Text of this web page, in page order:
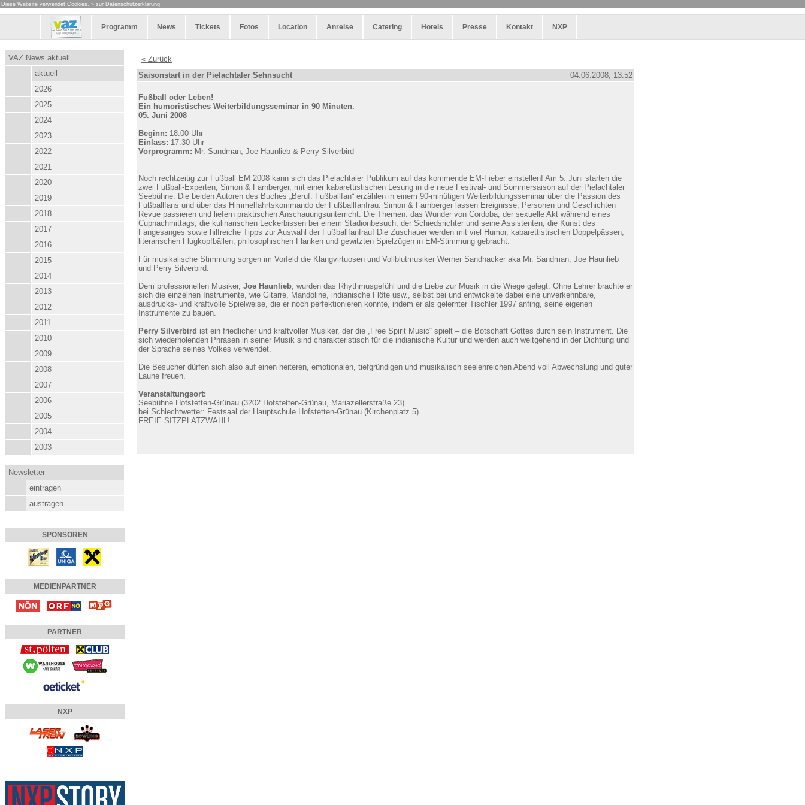
Diese Website verwendet Cookies. » zur Datenschutzerklärung
Programm News Tickets Fotos Location Anreise Catering Hotels Presse Kontakt NXP
VAZ News aktuell
aktuell
2026
2025
2024
2023
2022
2021
2020
2019
2018
2017
2016
2015
2014
2013
2012
2011
2010
2009
2008
2007
2006
2005
2004
2003
Newsletter
eintragen
austragen
SPONSOREN
MEDIENPARTNER
PARTNER
NXP
« Zurück
Saisonstart in der Pielachtaler Sehnsucht
04.06.2008, 13:52
Fußball oder Leben!
Ein humoristisches Weiterbildungsseminar in 90 Minuten.
05. Juni 2008
Beginn: 18:00 Uhr
Einlass: 17:30 Uhr
Vorprogramm: Mr. Sandman, Joe Haunlieb & Perry Silverbird
Noch rechtzeitig zur Fußball EM 2008 kann sich das Pielachtaler Publikum auf das kommende EM-Fieber einstellen! Am 5. Juni starten die
zwei Fußball-Experten, Simon & Farnberger, mit einer kabarettistischen Lesung in die neue Festival- und Sommersaison auf der Pielachtaler
Seebühne. Die beiden Autoren des Buches „Beruf: Fußballfan“ erzählen in einem 90-minütigen Weiterbildungsseminar über die Passion des
Fußballfans und über das Himmelfahrtskommando der Fußballfanfrau. Simon & Farnberger lassen Ereignisse, Personen und Geschichten
Revue passieren und liefern praktischen Anschauungsunterricht. Die Themen: das Wunder von Cordoba, der sexuelle Akt während eines
Cupnachmittags, die kulinarischen Leckerbissen bei einem Stadionbesuch, der Schiedsrichter und seine Assistenten, die Kunst des
Fangesanges sowie hilfreiche Tipps zur Auswahl der Fußballfanfrau! Die Zuschauer werden mit viel Humor, kabarettistischen Doppelpässen,
literarischen Flugkopfbällen, philosophischen Flanken und gewitzten Spielzügen in EM-Stimmung gebracht.
Für musikalische Stimmung sorgen im Vorfeld die Klangvirtuosen und Vollblutmusiker Werner Sandhacker aka Mr. Sandman, Joe Haunlieb
und Perry Silverbird.
Dem professionellen Musiker, Joe Haunlieb, wurden das Rhythmusgefühl und die Liebe zur Musik in die Wiege gelegt. Ohne Lehrer brachte er
sich die einzelnen Instrumente, wie Gitarre, Mandoline, indianische Flöte usw., selbst bei und entwickelte dabei eine unverkennbare,
ausdrucks- und kraftvolle Spielweise, die er noch perfektionieren konnte, indem er als gelernter Tischler 1997 anfing, seine eigenen
Instrumente zu bauen.
Perry Silverbird ist ein friedlicher und kraftvoller Musiker, der die „Free Spirit Music“ spielt – die Botschaft Gottes durch sein Instrument. Die
sich wiederholenden Phrasen in seiner Musik sind charakteristisch für die indianische Kultur und werden auch weitgehend in der Dichtung und
der Sprache seines Volkes verwendet.
Die Besucher dürfen sich also auf einen heiteren, emotionalen, tiefgründigen und musikalisch seelenreichen Abend voll Abwechslung und guter
Laune freuen.
Veranstaltungsort:
Seebühne Hofstetten-Grünau (3202 Hofstetten-Grünau, Mariazellerstraße 23)
bei Schlechtwetter: Festsaal der Hauptschule Hofstetten-Grünau (Kirchenplatz 5)
FREIE SITZPLATZWAHL!